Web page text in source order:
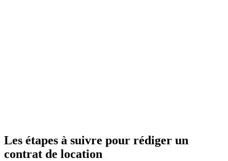
Les étapes à suivre pour rédiger un
contrat de location